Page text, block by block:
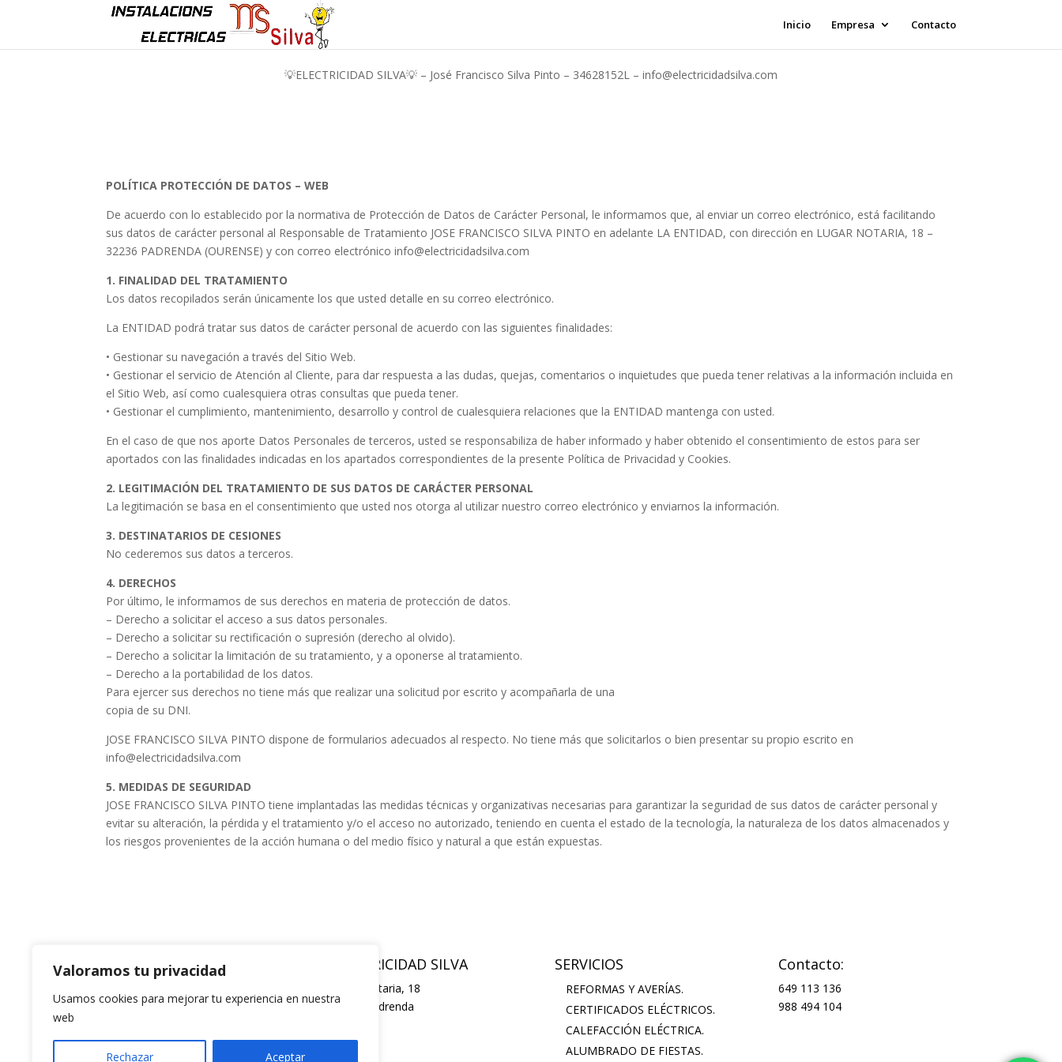
Valoramos tu privacidad
Usamos cookies para mejorar tu experiencia en nuestra
web
Rechazar Aceptar
Inicio Empresa Contacto
💡ELECTRICIDAD SILVA💡 – José Francisco Silva Pinto – 34628152L – info@electricidadsilva.com
POLÍTICA PROTECCIÓN DE DATOS – WEB
De acuerdo con lo establecido por la normativa de Protección de Datos de Carácter Personal, le informamos que, al enviar un correo electrónico, está facilitando
sus datos de carácter personal al Responsable de Tratamiento JOSE FRANCISCO SILVA PINTO en adelante LA ENTIDAD, con dirección en LUGAR NOTARIA, 18 –
32236 PADRENDA (OURENSE) y con correo electrónico info@electricidadsilva.com
1. FINALIDAD DEL TRATAMIENTO
Los datos recopilados serán únicamente los que usted detalle en su correo electrónico.
La ENTIDAD podrá tratar sus datos de carácter personal de acuerdo con las siguientes finalidades:
• Gestionar su navegación a través del Sitio Web.
• Gestionar el servicio de Atención al Cliente, para dar respuesta a las dudas, quejas, comentarios o inquietudes que pueda tener relativas a la información incluida en
el Sitio Web, así como cualesquiera otras consultas que pueda tener.
• Gestionar el cumplimiento, mantenimiento, desarrollo y control de cualesquiera relaciones que la ENTIDAD mantenga con usted.
En el caso de que nos aporte Datos Personales de terceros, usted se responsabiliza de haber informado y haber obtenido el consentimiento de estos para ser
aportados con las finalidades indicadas en los apartados correspondientes de la presente Política de Privacidad y Cookies.
2. LEGITIMACIÓN DEL TRATAMIENTO DE SUS DATOS DE CARÁCTER PERSONAL
La legitimación se basa en el consentimiento que usted nos otorga al utilizar nuestro correo electrónico y enviarnos la información.
3. DESTINATARIOS DE CESIONES
No cederemos sus datos a terceros.
4. DERECHOS
Por último, le informamos de sus derechos en materia de protección de datos.
– Derecho a solicitar el acceso a sus datos personales.
– Derecho a solicitar su rectificación o supresión (derecho al olvido).
– Derecho a solicitar la limitación de su tratamiento, y a oponerse al tratamiento.
– Derecho a la portabilidad de los datos.
Para ejercer sus derechos no tiene más que realizar una solicitud por escrito y acompañarla de una
copia de su DNI.
JOSE FRANCISCO SILVA PINTO dispone de formularios adecuados al respecto. No tiene más que solicitarlos o bien presentar su propio escrito en
info@electricidadsilva.com
5. MEDIDAS DE SEGURIDAD
JOSE FRANCISCO SILVA PINTO tiene implantadas las medidas técnicas y organizativas necesarias para garantizar la seguridad de sus datos de carácter personal y
evitar su alteración, la pérdida y el tratamiento y/o el acceso no autorizado, teniendo en cuenta el estado de la tecnología, la naturaleza de los datos almacenados y
los riesgos provenientes de la acción humana o del medio físico y natural a que están expuestas.
ELECTRICIDAD SILVA
Lugar Notaria, 18
32236 Padrenda
SERVICIOS
REFORMAS Y AVERÍAS.
CERTIFICADOS ELÉCTRICOS.
CALEFACCIÓN ELÉCTRICA.
ALUMBRADO DE FIESTAS.
Contacto:
649 113 136
988 494 104